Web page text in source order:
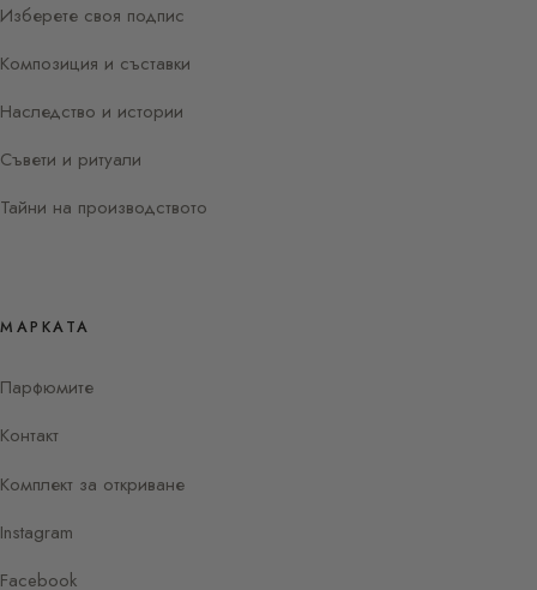
Изберете своя подпис
Композиция и съставки
Наследство и истории
Съвети и ритуали
Тайни на производството
МАРКАТА
Парфюмите
Контакт
Комплект за откриване
Instagram
Facebook